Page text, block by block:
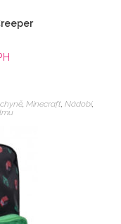
, Minecraft, Nádobí,